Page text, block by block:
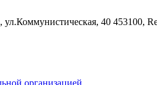
ул.Коммунистическая, 40 453100,
организацией